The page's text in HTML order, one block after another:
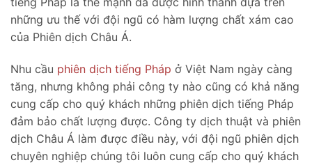
những ưu thế với đội ngũ có hàm lượng chất xám cao
của Phiên dịch Châu Á.
Nhu cầu phiên dịch tiếng Pháp ở Việt Nam ngày càng
tăng, nhưng không phải công ty nào cũng có khả năng
cung cấp cho quý khách những phiên dịch tiếng Pháp
đảm bảo chất lượng được. Công ty dịch thuật và phiên
dịch Châu Á làm được điều này, với đội ngũ phiên dịch
chuyên nghiệp chúng tôi luôn cung cấp cho quý khách